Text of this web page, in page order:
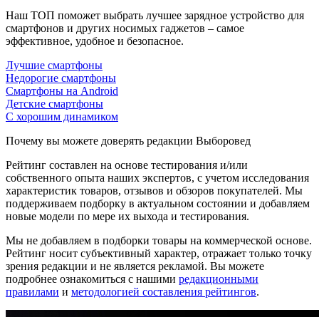
Наш ТОП поможет выбрать лучшее зарядное устройство для
смартфонов и других носимых гаджетов – самое
эффективное, удобное и безопасное.
Лучшие смартфоны
Недорогие смартфоны
Смартфоны на Android
Детские смартфоны
С хорошим динамиком
Почему вы можете доверять редакции Выборовед
Рейтинг составлен на основе тестирования и/или
собственного опыта наших экспертов, с учетом исследования
характеристик товаров, отзывов и обзоров покупателей. Мы
поддерживаем подборку в актуальном состоянии и добавляем
новые модели по мере их выхода и тестирования.
Мы не добавляем в подборки товары на коммерческой основе.
Рейтинг носит субъективный характер, отражает только точку
зрения редакции и не является рекламой. Вы можете
подробнее ознакомиться с нашими редакционными
правилами и методологией составления рейтингов.